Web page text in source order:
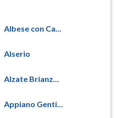
Albese con Ca...
Alserio
Alzate Brianz...
Appiano Genti...